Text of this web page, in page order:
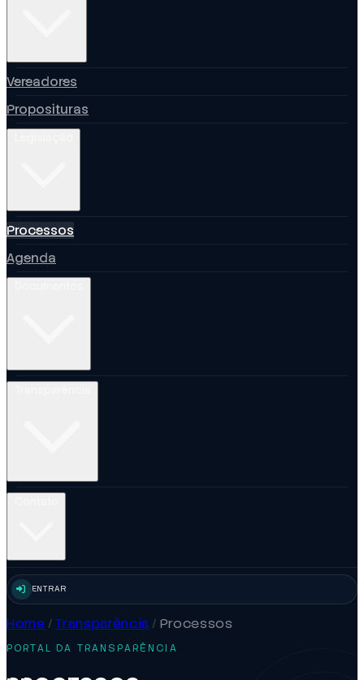
Vereadores
Proposituras
Processos
Agenda
ENTRAR
Home / Transparência / Processos
PORTAL DA TRANSPARÊNCIA